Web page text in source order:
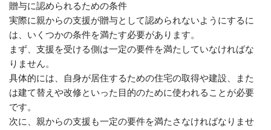
贈与に認められるための条件
実際に親からの支援が贈与として認められないようにするに
は、いくつかの条件を満たす必要があります。
まず、支援を受ける側は一定の要件を満たしていなければな
りません。
具体的には、自身が居住するための住宅の取得や建設、また
は建て替えや改修といった目的のために使われることが必要
です。
次に、親からの支援も一定の要件を満たさなければなりませ